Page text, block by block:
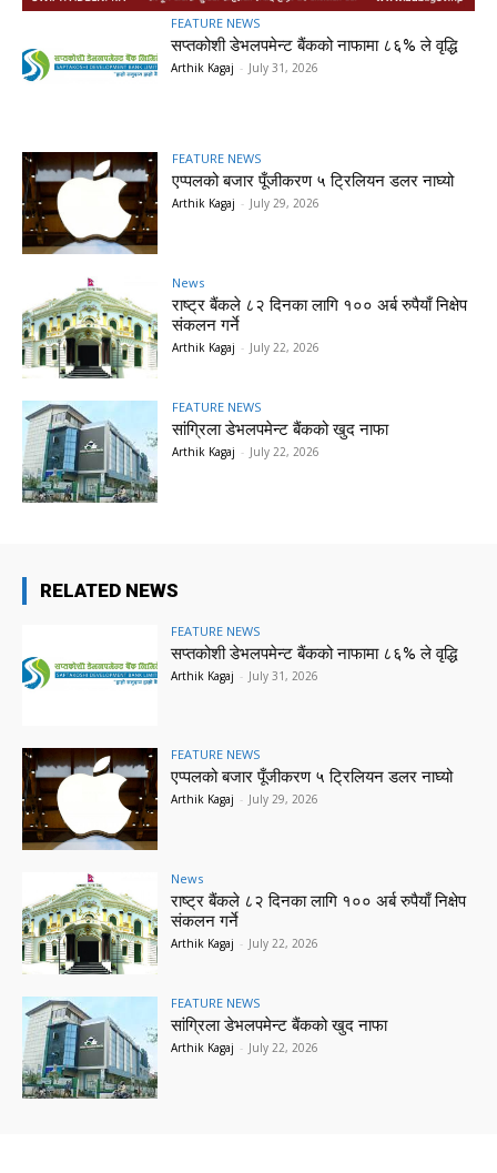
FEATURE NEWS
सप्तकोशी डेभलपमेन्ट बैंकको नाफामा ८६% ले वृद्धि
Arthik Kagaj - July 31, 2026
FEATURE NEWS
एप्पलको बजार पूँजीकरण ५ ट्रिलियन डलर नाघ्यो
Arthik Kagaj - July 29, 2026
News
राष्ट्र बैंकले ८२ दिनका लागि १०० अर्ब रुपैयाँ निक्षेप
संकलन गर्ने
Arthik Kagaj - July 22, 2026
FEATURE NEWS
सांग्रिला डेभलपमेन्ट बैंकको खुद नाफा
Arthik Kagaj - July 22, 2026
RELATED NEWS
FEATURE NEWS
सप्तकोशी डेभलपमेन्ट बैंकको नाफामा ८६% ले वृद्धि
Arthik Kagaj - July 31, 2026
FEATURE NEWS
एप्पलको बजार पूँजीकरण ५ ट्रिलियन डलर नाघ्यो
Arthik Kagaj - July 29, 2026
News
राष्ट्र बैंकले ८२ दिनका लागि १०० अर्ब रुपैयाँ निक्षेप
संकलन गर्ने
Arthik Kagaj - July 22, 2026
FEATURE NEWS
सांग्रिला डेभलपमेन्ट बैंकको खुद नाफा
Arthik Kagaj - July 22, 2026